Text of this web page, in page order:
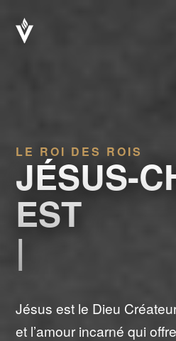
LE ROI DES ROIS
JÉSUS-
EST
LE
Jésus est le Dieu
et l’amour incarné qui